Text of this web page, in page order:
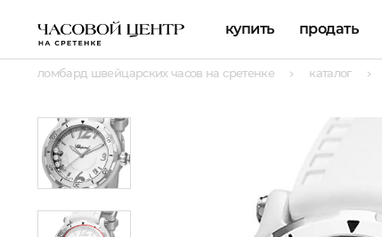
купить продать
ломбард швейцарских часов на сретенке каталог